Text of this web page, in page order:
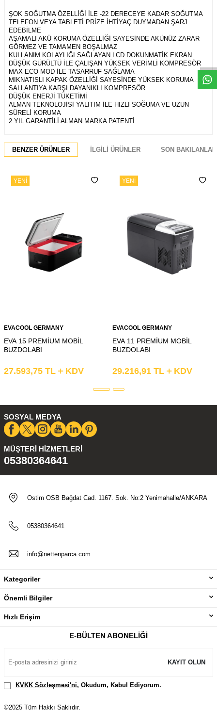
ŞOK SOĞUTMA ÖZELLİĞİ İLE -22 DERECEYE KADAR SOĞUTMA
TELEFON VEYA TABLETİ PRİZE İHTİYAÇ DUYMADAN ŞARJ
EDEBİLME
AŞAMALI AKÜ KORUMA ÖZELLİĞİ SAYESİNDE AKÜNÜZ ZARAR
GÖRMEZ VE TAMAMEN BOŞALMAZ
KULLANIM KOLAYLIĞI SAĞLAYAN LCD DOKUNMATİK EKRAN
DÜŞÜK GÜRÜLTÜ İLE ÇALIŞAN YÜKSEK VERİMLİ KOMPRESÖR
MAX ECO MOD İLE TASARRUF SAĞLAMA
MIKNATISLI KAPAK ÖZELLİĞİ SAYESİNDE YÜKSEK KORUMA
SALLANTIYA KARŞI DAYANIKLI KOMPRESÖR
DÜŞÜK ENERJİ TÜKETİMİ
ALMAN TEKNOLOJİSİ YALITIM İLE HIZLI SOĞUMA VE UZUN
SÜRELİ KORUMA
2 YIL GARANTİLİ ALMAN MARKA PATENTİ
BENZER ÜRÜNLER İLGILI ÜRÜNLER SON BAKILANLAR
YENI
EVACOOL GERMANY
EVA 15 PREMİUM MOBİL
BUZDOLABI
27.593,75 TL KDV
YENI
EVACOOL GERMANY
EVA 11 PREMİUM MOBİL
BUZDOLABI
29.216,91TL KDV
SOSYAL MEDYA
MÜŞTERI HIZMETLERI
05380364641
Ostim OSB Bağdat Cad. 1167. Sok. No:2 Yenimahalle/ANKARA
05380364641
info@nettenparca.com
Kategoriler
Önemli Bilgiler
Hızlı Erişim
E-BÜLTEN ABONELIĞI
KAYIT OLUN
KVKK Sözleşmesi'ni, Okudum, Kabul Ediyorum.
©2025 Tüm Hakkı Saklıdır.